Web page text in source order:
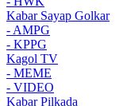
Kabar Sayap Golkar
- AMPG
- KPPG
Kagol TV
- MEME
- VIDEO
Kabar Pilkada